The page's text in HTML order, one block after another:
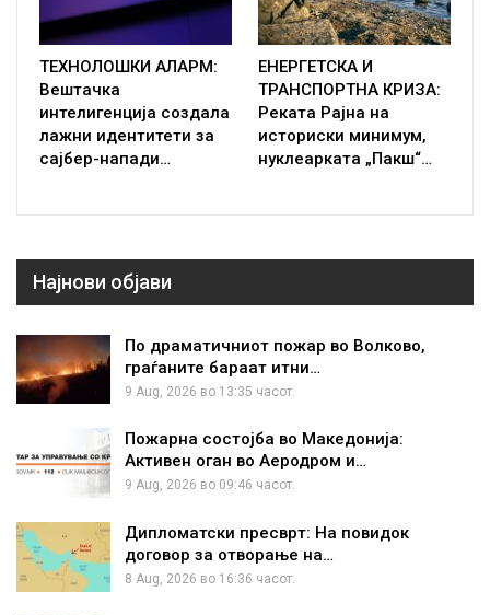
ТЕХНОЛОШКИ АЛАРМ:
Вештачка
интелигенција создала
лажни идентитети за
сајбер-напади…
ЕНЕРГЕТСКА И
ТРАНСПОРТНА КРИЗА:
Реката Рајна на
историски минимум,
нуклеарката „Пакш“…
Најнови објави
По драматичниот пожар во Волково,
граѓаните бараат итни…
9 Aug, 2026 во 13:35 часот.
Пожарна состојба во Македонија:
Активен оган во Аеродром и…
9 Aug, 2026 во 09:46 часот.
Дипломатски пресврт: На повидок
договор за отворање на…
8 Aug, 2026 во 16:36 часот.